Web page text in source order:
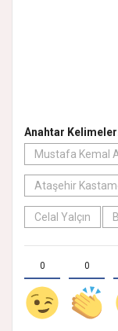
Anahtar
Mustafa Kemal
Ataşehir
Celal Yalçın
0 0